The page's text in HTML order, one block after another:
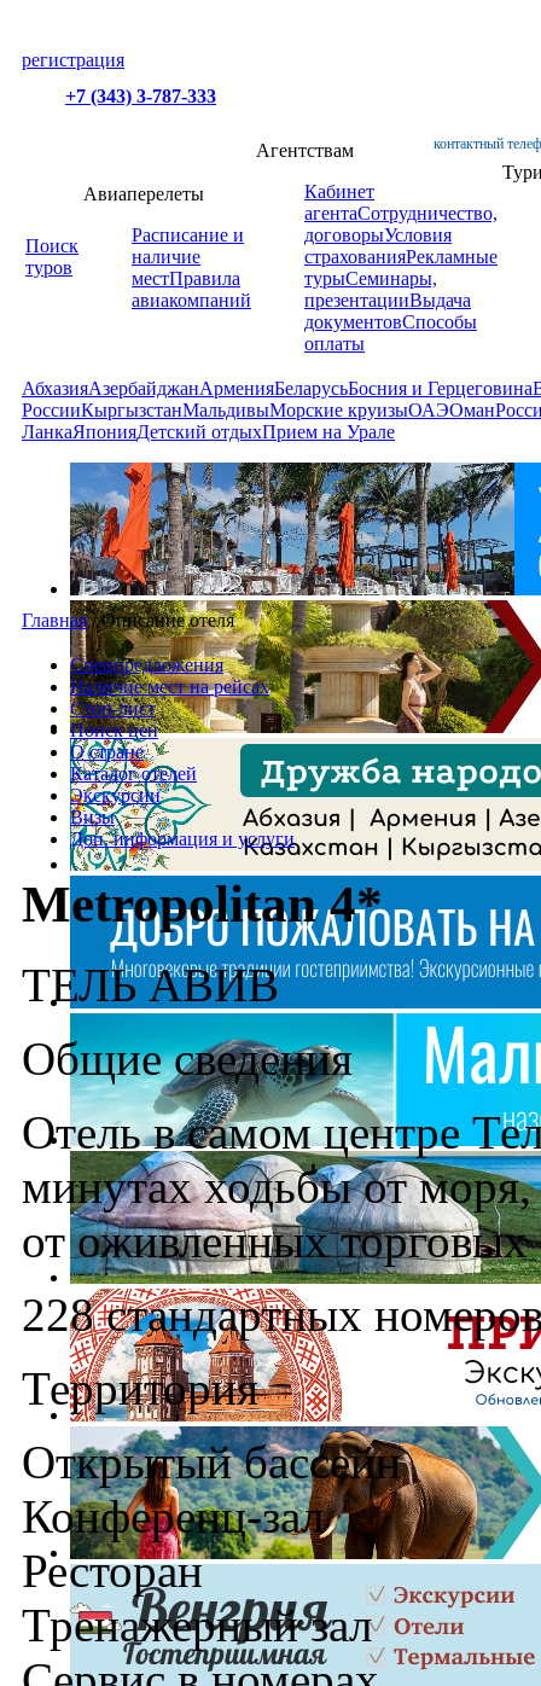
регистрация
+7 (343) 3-787-333
контактный
Поиск
туров
Авиаперелеты
Расписание и
наличие
местПравила
авиакомпаний
Агентствам
Кабинет
агентаСотрудничество,
договорыУсловия
страхованияРекламные
турыСеминары,
презентацииВыдача
документовСпособы
оплаты
АбхазияАзербайджанАрменияБеларусьБосния и Герцеговина
РоссииКыргызстанМальдивыМорские круизыОАЭОман
ЛанкаЯпонияДетский отдыхПрием на Урале
Главная /Описание отеля
Спецпредложения
Наличие мест на рейсах
Стоп-лист
Поиск цен
О стране
Каталог отелей
Экскурсии
Визы
Доп. информация и услуги
Metropolitan 4*
ТЕЛЬ АВИВ
Общие сведения
Отель в самом центре
минутах ходьбы от моря,
от оживленных торговых
228 стандартных
Территория
Открытый бассейн
Конференц-зал
Ресторан
Тренажерный зал